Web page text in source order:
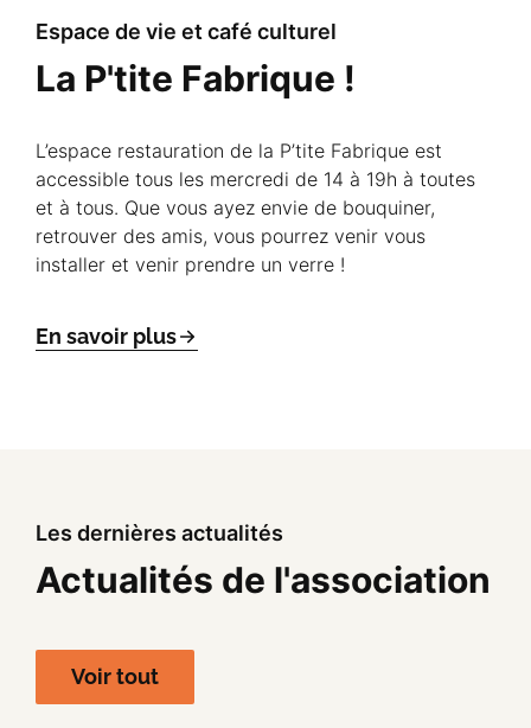
Espace de vie et café culturel
La P'tite Fabrique !
L’espace restauration de la P’tite Fabrique est
accessible tous les mercredi de 14 à 19h à toutes
et à tous. Que vous ayez envie de bouquiner,
retrouver des amis, vous pourrez venir vous
installer et venir prendre un verre !
En savoir plus
Les dernières actualités
Actualités de l'association
Voir tout